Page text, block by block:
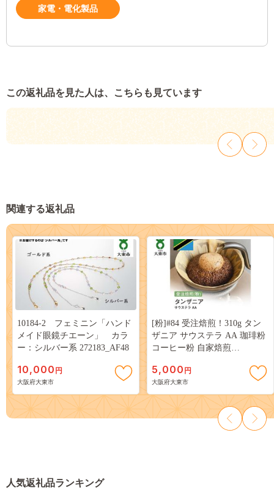
家電・電化製品
この返礼品を見た人は、こちらも見ています
関連する返礼品
10184-2 フェミニン「ハンド
メイド眼鏡チエーン」 カラ
ー：シルバー系 272183_AF48
10,000 円
大阪府大東市
[粉]#84 受注焙煎！310g タン
ザニア サウステラ AA 珈琲粉
コーヒー粉 自家焙煎
5,000 円
大阪府大東市
人気返礼品ランキング